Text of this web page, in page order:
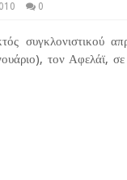
0
συγκλονιστικού
τον Αφελάϊ,